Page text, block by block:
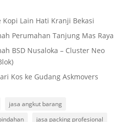
Kopi Lain Hati Kranji Bekasi
Perumahan Tanjung Mas Raya
BSD Nusaloka – Cluster Neo
Kos ke Gudang Askmovers
jasa angkut barang
jasa packing profesional